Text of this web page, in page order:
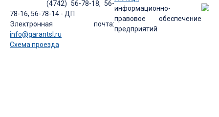
(4742) 56-78-18, 56-
78-16, 56-78-14 - ДП
Электронная почта:
info@garantsl.ru
Схема проезда
информационно-
правовое обеспечение
предприятий